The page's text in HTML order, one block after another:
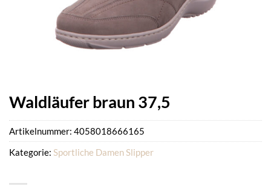
Waldläufer braun 37,5
Artikelnummer: 4058018666165
Kategorie: Sportliche Damen Slipper